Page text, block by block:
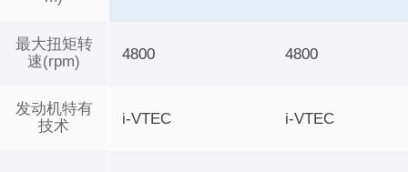
最大扭矩转
速(rpm)
发动机特有
技术
4800 4800
i-VTEC i-VTEC